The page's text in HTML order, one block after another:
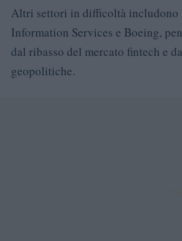
Altri settori in difficoltà
Information Services e Boeing,
dal ribasso del mercato fintech e
geopolitiche.